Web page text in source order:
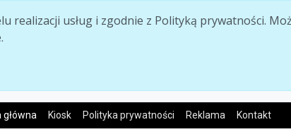
realizacji usług i zgodnie z Polityką prywatności.
Kiosk Polityka prywatności Reklama Kontakt